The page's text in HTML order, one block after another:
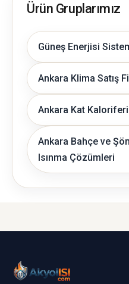
Ürün Gruplarımız
Güneş Enerjisi
Ankara Klima Satış
Ankara Kat
Ankara Bahçe ve
Isınma Çözümleri